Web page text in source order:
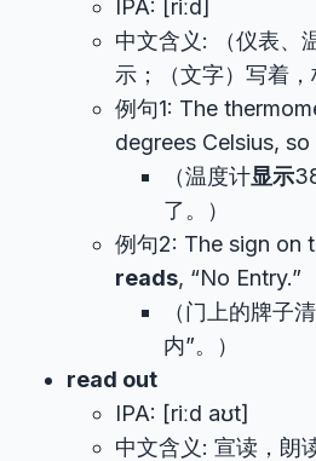
IPA: [riːd]
中文含义: （仪表、
示；（文字）写着，
例句1: The
degrees Celsius, so
（温度计显示
了。）
例句2: The sign on
reads, “No Entry.”
（门上的牌子
内”。）
read out
IPA: [riːd aʊt]
中文含义: 宣读，朗